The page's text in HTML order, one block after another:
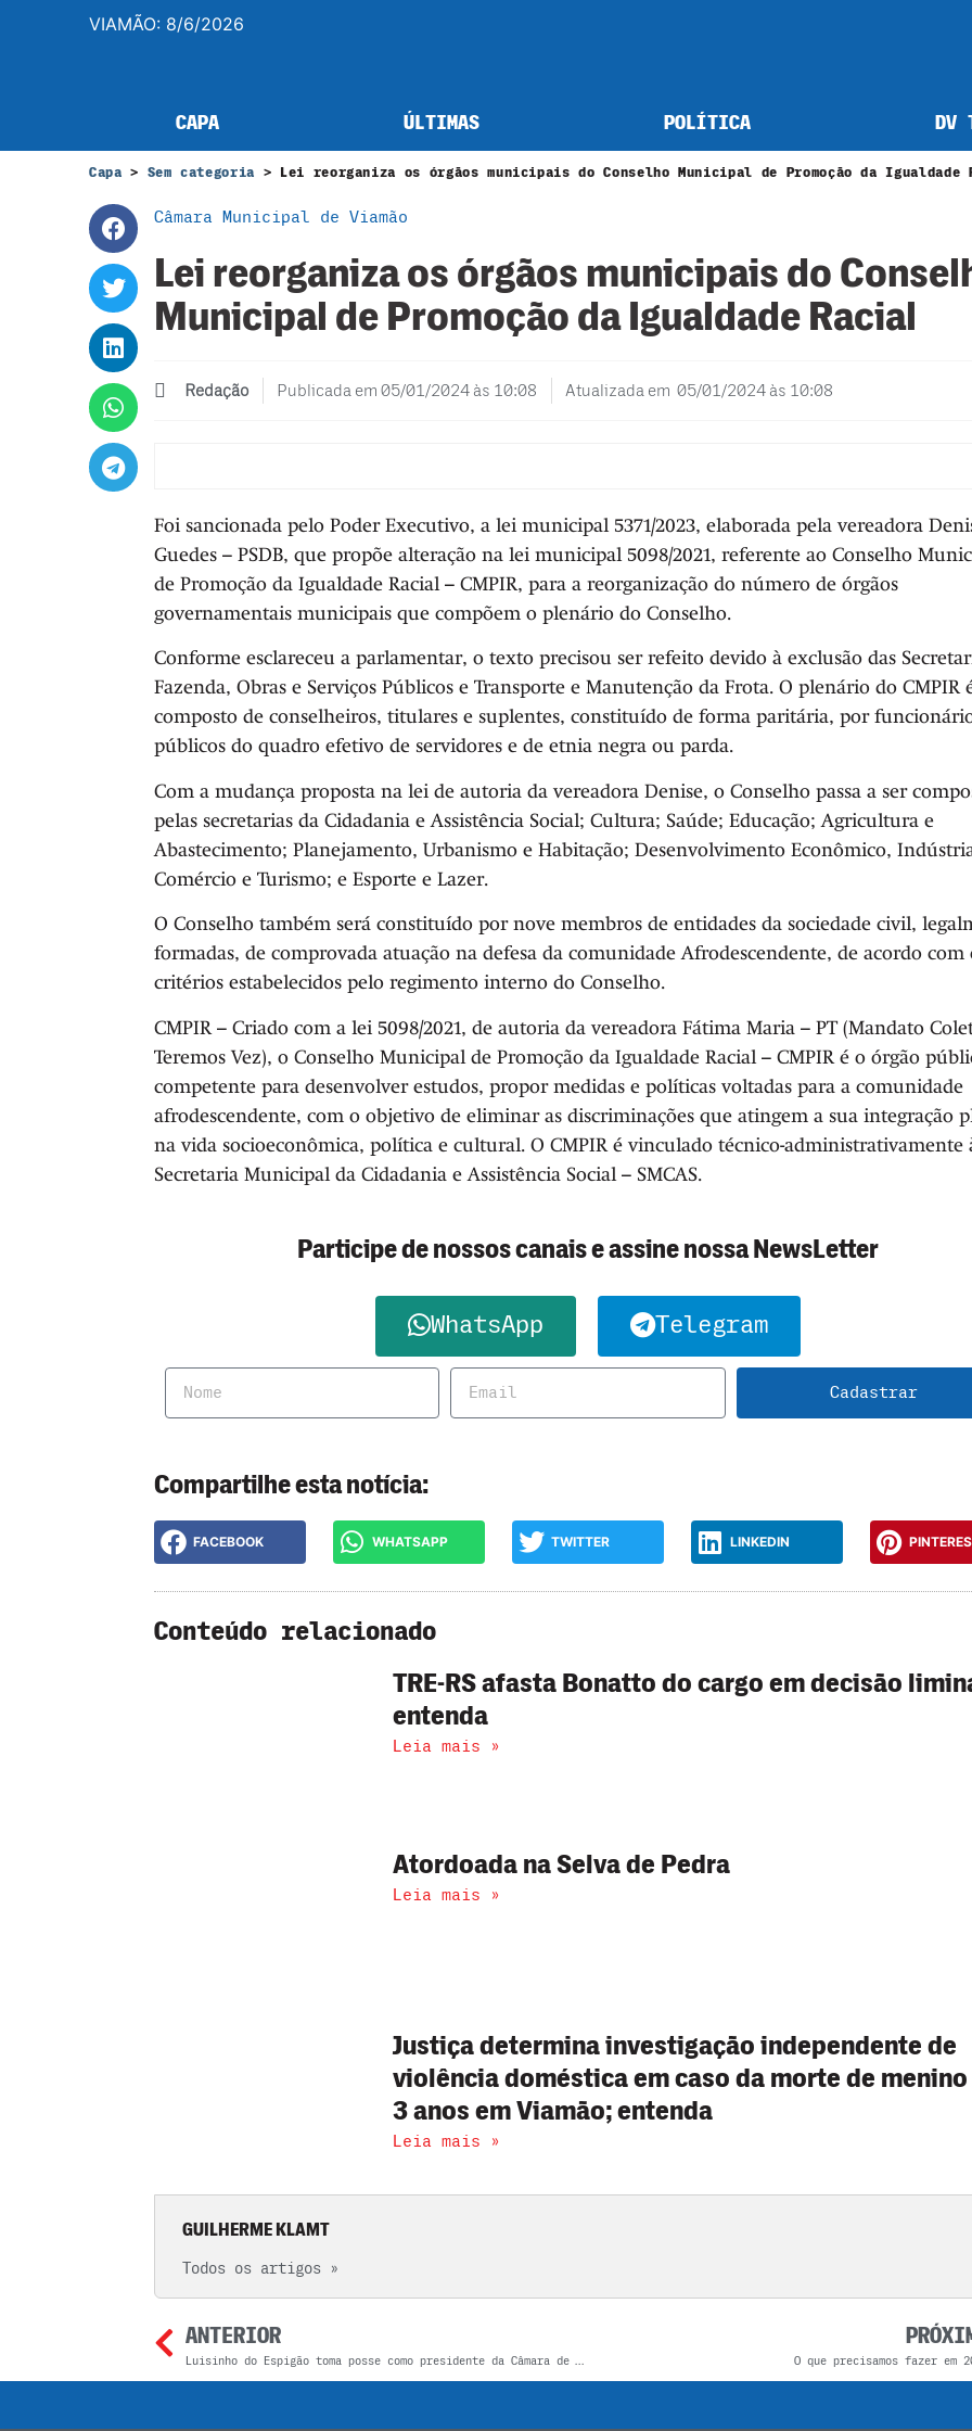
VIAMÃO: 8/6/2026
CAPA ÚLTIMAS POLÍTICA DV
Capa > Sem categoria > Lei reorganiza os órgãos municipais do Conselho Municipal de Promoção da Igualdade
Câmara Municipal de Viamão
Lei reorganiza os órgãos municipais do
Municipal de Promoção da Igualdade Racial
Redação Publicada em 05/01/2024 às 10:08 Atualizada em 05/01/2024 às 10:08
Foi sancionada pelo Poder Executivo, a lei municipal 5371/2023, elaborada pela vereadora
Guedes – PSDB, que propõe alteração na lei municipal 5098/2021, referente ao Conselho
de Promoção da Igualdade Racial – CMPIR, para a reorganização do número de órgãos
governamentais municipais que compõem o plenário do Conselho.
Conforme esclareceu a parlamentar, o texto precisou ser refeito devido à exclusão das
Fazenda, Obras e Serviços Públicos e Transporte e Manutenção da Frota. O plenário do CMPIR
composto de conselheiros, titulares e suplentes, constituído de forma paritária, por
públicos do quadro efetivo de servidores e de etnia negra ou parda.
Com a mudança proposta na lei de autoria da vereadora Denise, o Conselho passa a ser
pelas secretarias da Cidadania e Assistência Social; Cultura; Saúde; Educação; Agricultura e
Abastecimento; Planejamento, Urbanismo e Habitação; Desenvolvimento Econômico,
Comércio e Turismo; e Esporte e Lazer.
O Conselho também será constituído por nove membros de entidades da sociedade civil,
formadas, de comprovada atuação na defesa da comunidade Afrodescendente, de acordo com
critérios estabelecidos pelo regimento interno do Conselho.
CMPIR – Criado com a lei 5098/2021, de autoria da vereadora Fátima Maria – PT (Mandato
Teremos Vez), o Conselho Municipal de Promoção da Igualdade Racial – CMPIR é o órgão
competente para desenvolver estudos, propor medidas e políticas voltadas para a comunidade
afrodescendente, com o objetivo de eliminar as discriminações que atingem a sua integração
na vida socioeconômica, política e cultural. O CMPIR é vinculado técnico-administrativamente
Secretaria Municipal da Cidadania e Assistência Social – SMCAS.
Participe de nossos canais e assine nossa NewsLetter
WhatsApp Telegram
Cadastrar
Compartilhe esta notícia:
FACEBOOK WHATSAPP TWITTER LINKEDIN
Conteúdo relacionado
TRE-RS afasta Bonatto do cargo em decisão
entenda
Leia mais »
Atordoada na Selva de Pedra
Leia mais »
Justiça determina investigação independente de
violência doméstica em caso da morte de menino
3 anos em Viamão; entenda
Leia mais »
GUILHERME KLAMT
Todos os artigos »
ANTERIOR
Luisinho do Espigão toma posse como presidente da Câmara de Viamão O que precisamos fazer em